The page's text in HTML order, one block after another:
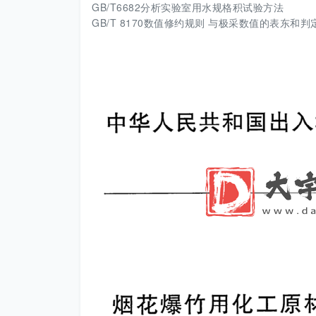
GB/T6682分析实验室用水规格积试验方法
GB/T 8170数值修约规则 与极采数值的表东和判